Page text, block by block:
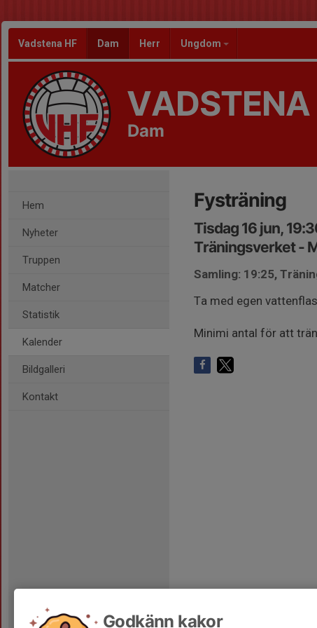
Vadstena HF Dam Herr Ungdom
VADSTENA
Dam
Hem
Nyheter
Truppen
Matcher
Statistik
Kalender
Bildgalleri
Kontakt
Fysträning
Tisdag 16 jun,
Träningsverket -
Samling: 19:25,
Ta med egen
Minimi antal för att
Godkänn kakor